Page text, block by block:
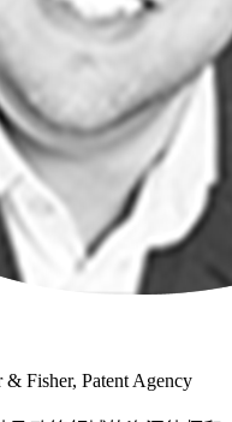
& Fisher, Patent Agency